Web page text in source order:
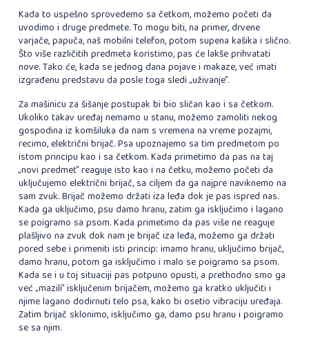
Kada to uspešno sprovedemo sa četkom, možemo početi da
uvodimo i druge predmete. To mogu biti, na primer, drvene
varjače, papuča, naš mobilni telefon, potom supena kašika i slično.
Što više različitih predmeta koristimo, pas će lakše prihvatati
nove. Tako će, kada se jednog dana pojave i makaze, već imati
izgrađenu predstavu da posle toga sledi „uživanje”.
Za mašinicu za šišanje postupak bi bio sličan kao i sa četkom.
Ukoliko takav uređaj nemamo u stanu, možemo zamoliti nekog
gospodina iz komšiluka da nam s vremena na vreme pozajmi,
recimo, električni brijač. Psa upoznajemo sa tim predmetom po
istom principu kao i sa četkom. Kada primetimo da pas na taj
„novi predmet” reaguje isto kao i na četku, možemo početi da
uključujemo električni brijač, sa ciljem da ga najpre naviknemo na
sam zvuk. Brijač možemo držati iza leđa dok je pas ispred nas.
Kada ga uključimo, psu damo hranu, zatim ga isključimo i lagano
se poigramo sa psom. Kada primetimo da pas više ne reaguje
plašljivo na zvuk dok nam je brijač iza leđa, možemo ga držati
pored sebe i primeniti isti princip: imamo hranu, uključimo brijač,
damo hranu, potom ga isključimo i malo se poigramo sa psom.
Kada se i u toj situaciji pas potpuno opusti, a prethodno smo ga
već „mazili” isključenim brijačem, možemo ga kratko uključiti i
njime lagano dodirnuti telo psa, kako bi osetio vibraciju uređaja.
Zatim brijač sklonimo, isključimo ga, damo psu hranu i poigramo
se sa njim.